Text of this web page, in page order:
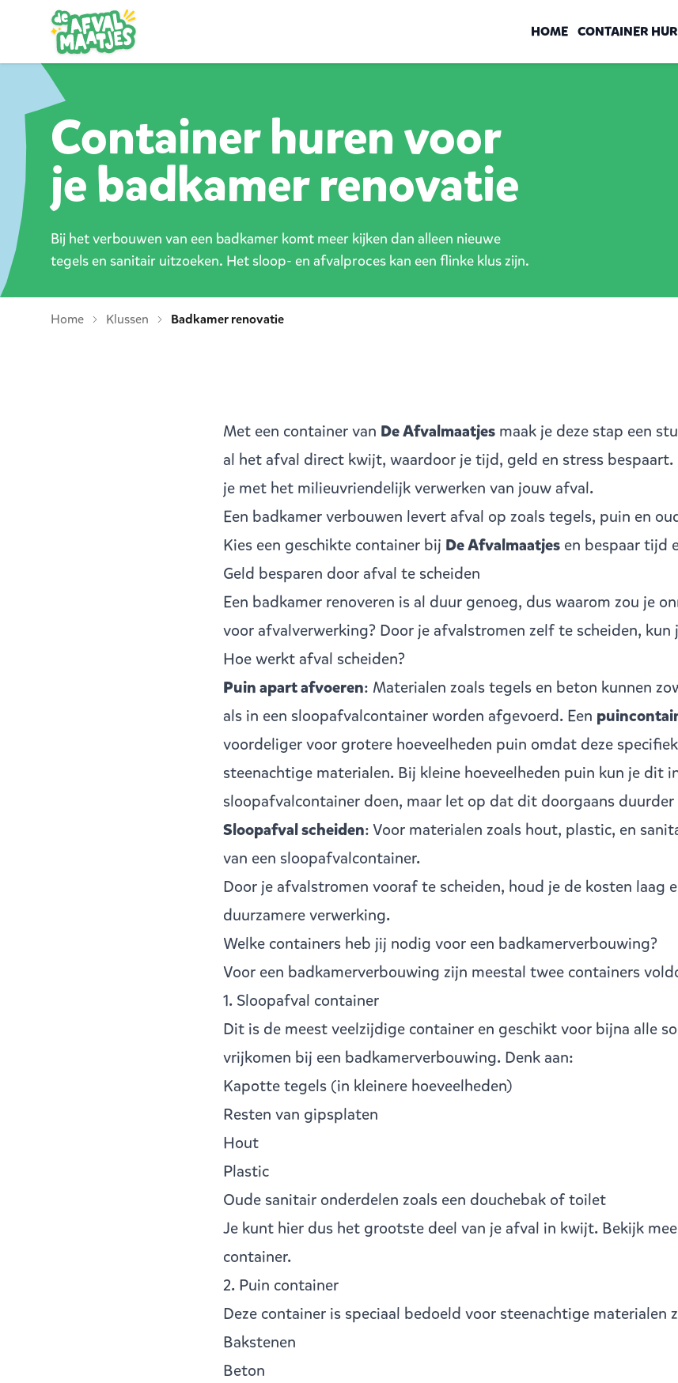
HOME CONTAINER
Container huren voor
je badkamer renovatie
Bij het verbouwen van een badkamer komt meer kijken dan alleen nieuwe
tegels en sanitair uitzoeken. Het sloop- en afvalproces kan een flinke klus zijn.
Home Klussen Badkamer renovatie
Met een container van De Afvalmaatjes maak je deze stap een
al het afval direct kwijt, waardoor je tijd, geld en stress
je met het milieuvriendelijk verwerken van jouw afval.
Een badkamer verbouwen levert afval op zoals tegels, puin en
Kies een geschikte container bij De Afvalmaatjes en bespaar tijd
Geld besparen door afval te scheiden
Een badkamer renoveren is al duur genoeg, dus waarom zou je
voor afvalverwerking? Door je afvalstromen zelf te scheiden, kun
Hoe werkt afval scheiden?
Puin apart afvoeren: Materialen zoals tegels en beton kunnen
als in een sloopafvalcontainer worden afgevoerd. Een
voordeliger voor grotere hoeveelheden puin omdat deze
steenachtige materialen. Bij kleine hoeveelheden puin kun je dit
sloopafvalcontainer doen, maar let op dat dit doorgaans
Sloopafval scheiden: Voor materialen zoals hout, plastic, en
van een sloopafvalcontainer.
Door je afvalstromen vooraf te scheiden, houd je de kosten laag
duurzamere verwerking.
Welke containers heb jij nodig voor een badkamerverbouwing?
Voor een badkamerverbouwing zijn meestal twee containers
1. Sloopafval container
Dit is de meest veelzijdige container en geschikt voor bijna alle
vrijkomen bij een badkamerverbouwing. Denk aan:
Kapotte tegels (in kleinere hoeveelheden)
Resten van gipsplaten
Hout
Plastic
Oude sanitair onderdelen zoals een douchebak of toilet
Je kunt hier dus het grootste deel van je afval in kwijt. Bekijk
container.
2. Puin container
Deze container is speciaal bedoeld voor steenachtige materialen
Bakstenen
Beton